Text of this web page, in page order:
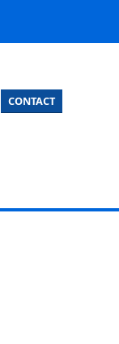
CONTACT